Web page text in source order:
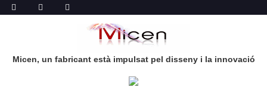
Micen, un fabricant està impulsat pel disseny i la innovació